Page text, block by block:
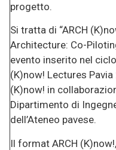
progetto.
Si tratta di “ARCH
Architecture: Co-
evento inserito nel
(K)now! Lectures
(K)now! in
Dipartimento di
dell’Ateneo pavese.
Il format ARCH